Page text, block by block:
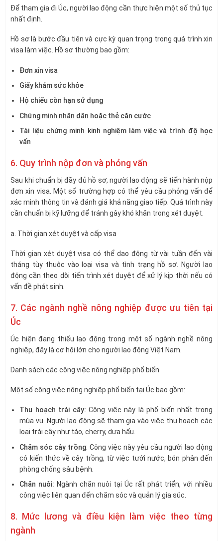
Để tham gia đi Úc, người lao động cần thực hiện một số thủ tục
nhất định.
Hồ sơ là bước đầu tiên và cực kỳ quan trọng trong quá trình xin
visa làm việc. Hồ sơ thường bao gồm:
Đơn xin visa
Giấy khám sức khỏe
Hộ chiếu còn hạn sử dụng
Chứng minh nhân dân hoặc thẻ căn cước
Tài liệu chứng minh kinh nghiệm làm việc và trình độ học
vấn
6. Quy trình nộp đơn và phỏng vấn
Sau khi chuẩn bị đầy đủ hồ sơ, người lao động sẽ tiến hành nộp
đơn xin visa. Một số trường hợp có thể yêu cầu phỏng vấn để
xác minh thông tin và đánh giá khả năng giao tiếp. Quá trình này
cần chuẩn bị kỹ lưỡng để tránh gây khó khăn trong xét duyệt.
a. Thời gian xét duyệt và cấp visa
Thời gian xét duyệt visa có thể dao động từ vài tuần đến vài
tháng tùy thuộc vào loại visa và tình trạng hồ sơ. Người lao
động cần theo dõi tiến trình xét duyệt để xử lý kịp thời nếu có
vấn đề phát sinh.
7. Các ngành nghề nông nghiệp được ưu tiên tại
Úc
Úc hiện đang thiếu lao động trong một số ngành nghề nông
nghiệp, đây là cơ hội lớn cho người lao động Việt Nam.
Danh sách các công việc nông nghiệp phổ biến
Một số công việc nông nghiệp phổ biến tại Úc bao gồm:
Thu hoạch trái cây: Công việc này là phổ biến nhất trong
mùa vụ. Người lao động sẽ tham gia vào việc thu hoạch các
loại trái cây như táo, cherry, dưa hấu.
Chăm sóc cây trồng: Công việc này yêu cầu người lao động
có kiến thức về cây trồng, từ việc tưới nước, bón phân đến
phòng chống sâu bệnh.
Chăn nuôi: Ngành chăn nuôi tại Úc rất phát triển, với nhiều
công việc liên quan đến chăm sóc và quản lý gia súc.
8. Mức lương và điều kiện làm việc theo từng
ngành